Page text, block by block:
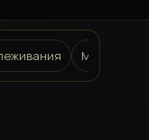
Методы